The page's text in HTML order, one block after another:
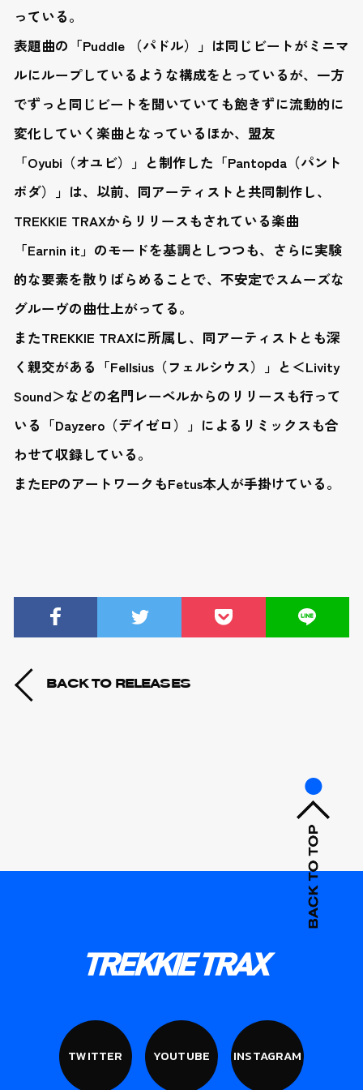
っている。
表題曲の「Puddle （パドル）」は同じビートがミニマ
ルにループしているような構成をとっているが、一方
でずっと同じビートを聞いていても飽きずに流動的に
変化していく楽曲となっているほか、盟友
「Oyubi（オユビ）」と制作した「Pantopda（パント
ポダ）」は、以前、同アーティストと共同制作し、
TREKKIE TRAXからリリースもされている楽曲
「Earnin it」のモードを基調としつつも、さらに実験
的な要素を散りばらめることで、不安定でスムーズな
グルーヴの曲仕上がってる。
またTREKKIE TRAXに所属し、同アーティストとも深
く親交がある「Fellsius（フェルシウス）」と＜Livity
Sound＞などの名門レーベルからのリリースも行って
いる「Dayzero（デイゼロ）」によるリミックスも合
わせて収録している。
またEPのアートワークもFetus本人が手掛けている。
BACK TO RELEASES
TWITTER YOUTUBE INSTAGRAM